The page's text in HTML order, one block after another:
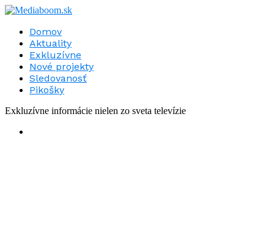
Domov
Aktuality
Exkluzívne
Nové projekty
Sledovanosť
Pikošky
Exkluzívne informácie nielen zo sveta televízie